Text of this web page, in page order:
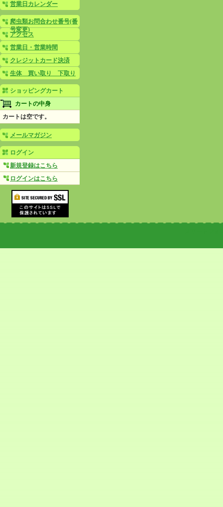
営業日カレンダー
爬虫類お問合わせ番号(番
号変更)
アクセス
営業日・営業時間
クレジットカード決済
生体 買い取り 下取り
ショッピングカート
カートの中身
カートは空です。
メールマガジン
ログイン
新規登録はこちら
ログインはこちら